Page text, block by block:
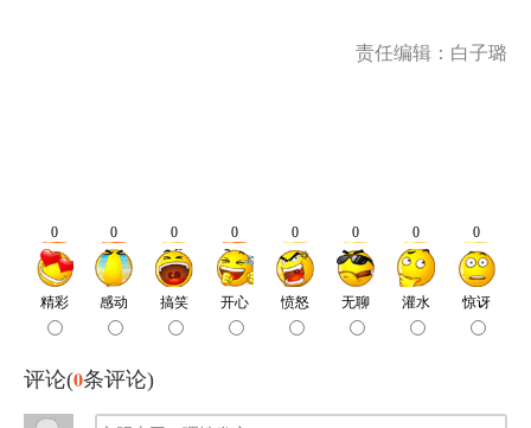
责任编辑：白子璐
评论(0条评论)